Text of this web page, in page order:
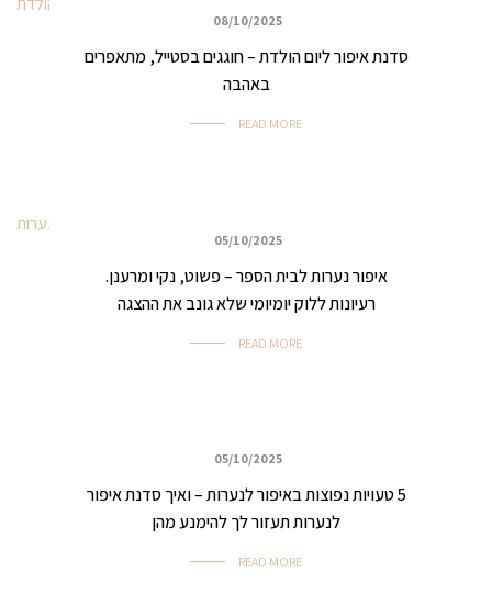
08/10/2025
סדנת איפור ליום הולדת – חוגגים בסטייל, מתאפרים
באהבה
READ MORE
05/10/2025
איפור נערות לבית הספר – פשוט, נקי ומרענן.
רעיונות ללוק יומיומי שלא גונב את ההצגה
READ MORE
05/10/2025
5 טעויות נפוצות באיפור לנערות – ואיך סדנת איפור
לנערות תעזור לך להימנע מהן
READ MORE